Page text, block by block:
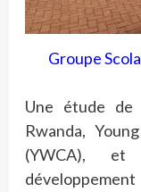
Groupe
Une étude de
Rwanda,
(YWCA),